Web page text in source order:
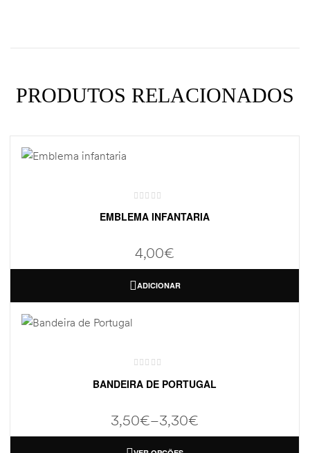
PRODUTOS RELACIONADOS
EMBLEMA INFANTARIA
4,00€
ADICIONAR
BANDEIRA DE PORTUGAL
3,30€
–
3,50€